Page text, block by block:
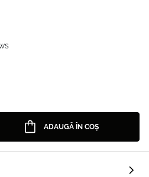
ADAUGĂ ÎN COȘ